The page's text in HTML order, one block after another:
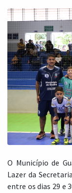
O Município de
Lazer da
entre os dias 29 e